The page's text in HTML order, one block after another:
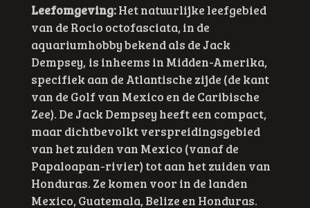
Leefomgeving:Het natuurlijke leefgebied
van de Rocio octofasciata, in de
aquariumhobby bekend als de Jack
Dempsey, is inheems in Midden-Amerika,
specifiek aan de Atlantische zijde (de kant
van de Golf van Mexico en de Caribische
Zee). De Jack Dempsey heeft een compact,
maar dichtbevolkt verspreidingsgebied
van het zuiden van Mexico (vanaf de
Papaloapan-rivier) tot aan het zuiden van
Honduras. Ze komen voor in de landen
Mexico, Guatemala, Belize en Honduras.